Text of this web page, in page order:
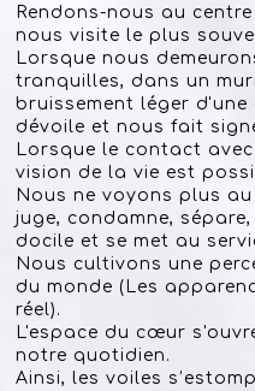
Rendons-nous au
nous visite le plus
Lorsque nous
tranquilles, dans un
bruissement léger
dévoile et nous fait
Lorsque le contact
vision de la vie est
Nous ne voyons plus
juge, condamne,
docile et se met au
Nous cultivons une
du monde (Les
réel).
L'espace du cœur
notre quotidien.
Ainsi, les voiles